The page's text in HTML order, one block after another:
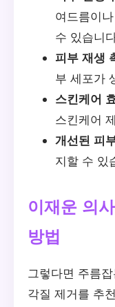
여드름이
수 있습니
피부 재생
부 세포가
스킨케어
스킨케어
개선된 피
지할 수 있
이재운 의
방법
그렇다면 주름
각질 제거를 추